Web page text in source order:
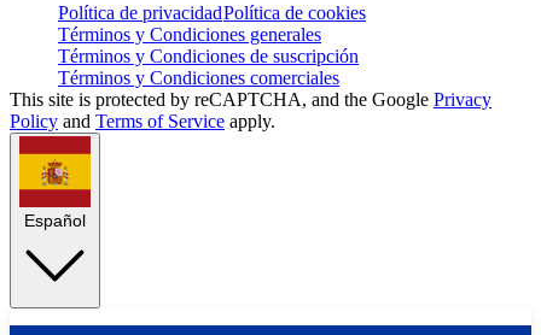
Política de privacidadPolítica de cookies
Términos y Condiciones generales
Términos y Condiciones de suscripción
Términos y Condiciones comerciales
This site is protected by reCAPTCHA, and the Google Privacy
Policy and Terms of Service apply.
Español